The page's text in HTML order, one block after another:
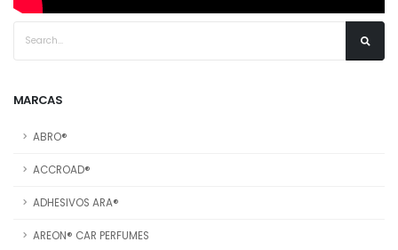
MARCAS
ABRO®
ACCROAD®
ADHESIVOS ARA®
AREON® CAR PERFUMES